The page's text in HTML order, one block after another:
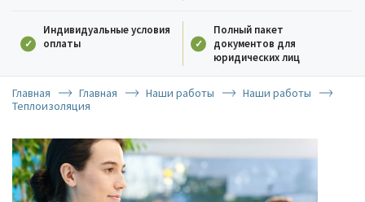
Индивидуальные условия
оплаты
Полный пакет
документов для
юридических лиц
Главная Главная Наши работы
Наши работы
Теплоизоляция